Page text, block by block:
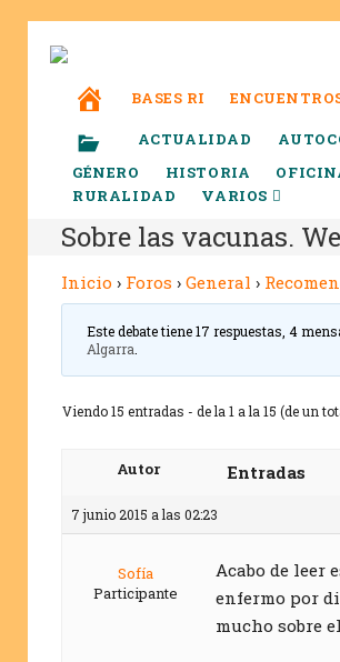
BASES RI
ACTUALIDAD
GÉNERO
HISTORIA
RURALIDAD
VARIOS
Sobre las vacunas.
Inicio › Foros › General ›
Este debate tiene 17 respuestas, 4
Algarra
Viendo 15 entradas - de la 1 a la 15 (de un
Autor Entradas
7 junio 2015 a las 02:23
Sofía
Participante
Acabo de leer
enfermo por
mucho sobre